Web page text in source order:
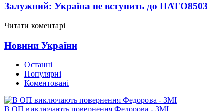
Залужний: Україна не вступить до НАТО8503
Читати коментарі
Новини України
Останні
Популярні
Коментовані